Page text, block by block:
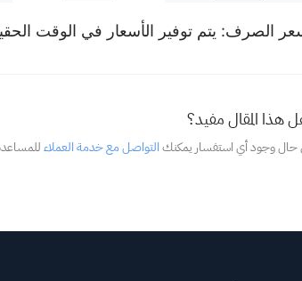
الصرف: يتم توفير الأسعار في الوقت
هذا المقال مفيد؟
حال وجود أي استفسار يمكنكالتواصل مع خدمة العملاء